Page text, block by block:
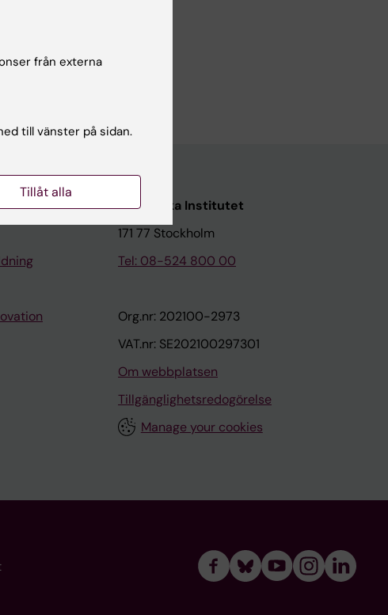
Karolinska Institutet
171 77 Stockholm
Tel: 08-524 800 00
Org.nr: 202100-2973
VAT.nr: SE202100297301
Om webbplatsen
Tillgänglighetsredogörelse
Manage your cookies
från externa
till vänster på sidan.
Tillåt alla